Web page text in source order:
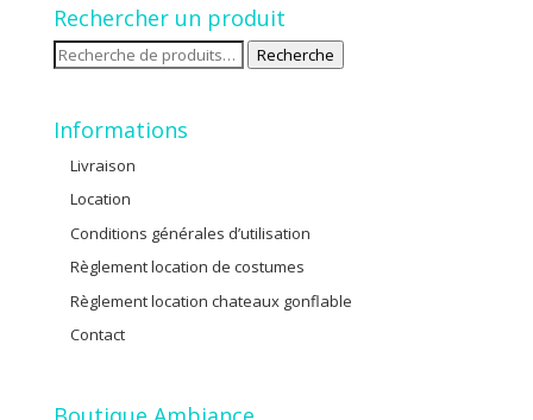
Rechercher un produit
Recherche
Recherche
Informations
Livraison
Location
Conditions générales d’utilisation
Règlement location de costumes
Règlement location chateaux gonflable
Contact